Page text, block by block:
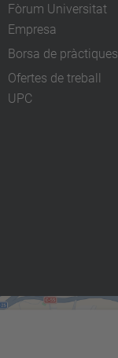
Fòrum Universitat
Empresa
Borsa de pràctiques
Ofertes de treball
UPC